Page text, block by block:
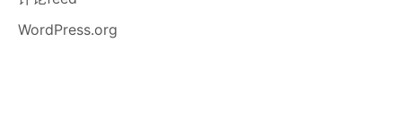
WordPress.org